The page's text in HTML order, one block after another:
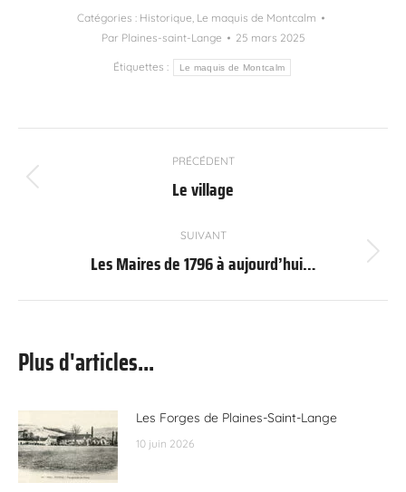
Catégories : Historique Le maquis de Montcalm
Par Plaines-saint-Lange 25 mars 2025
Étiquettes : Le maquis de Montcalm
article
PRÉCÉDENT
Article
:
Le village
SUIVANT
Article
Les Maires de 1796 à aujourd’hui…
Plus d'articles...
Les Forges de Plaines-Saint-Lange
10 juin 2026